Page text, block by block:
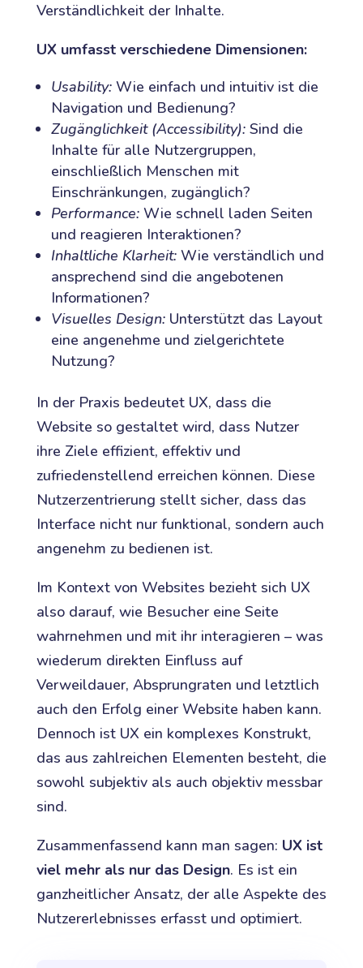
Verständlichkeit der Inhalte.
UX umfasst verschiedene Dimensionen:
Usability:Wie einfach und intuitiv ist die
Navigation und Bedienung?
Zugänglichkeit (Accessibility):Sind die
Inhalte für alle Nutzergruppen,
einschließlich Menschen mit
Einschränkungen, zugänglich?
Performance:Wie schnell laden Seiten
und reagieren Interaktionen?
Inhaltliche Klarheit:Wie verständlich und
ansprechend sind die angebotenen
Informationen?
Visuelles Design:Unterstützt das Layout
eine angenehme und zielgerichtete
Nutzung?
In der Praxis bedeutet UX, dass die
Website so gestaltet wird, dass Nutzer
ihre Ziele effizient, effektiv und
zufriedenstellend erreichen können. Diese
Nutzerzentrierung stellt sicher, dass das
Interface nicht nur funktional, sondern auch
angenehm zu bedienen ist.
Im Kontext von Websites bezieht sich UX
also darauf, wie Besucher eine Seite
wahrnehmen und mit ihr interagieren – was
wiederum direkten Einfluss auf
Verweildauer, Absprungraten und letztlich
auch den Erfolg einer Website haben kann.
Dennoch ist UX ein komplexes Konstrukt,
das aus zahlreichen Elementen besteht, die
sowohl subjektiv als auch objektiv messbar
sind.
Zusammenfassend kann man sagen: UX ist
viel mehr als nur das Design. Es ist ein
ganzheitlicher Ansatz, der alle Aspekte des
Nutzererlebnisses erfasst und optimiert.